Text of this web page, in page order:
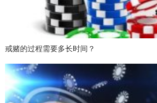
戒赌的过程需要多长时间？